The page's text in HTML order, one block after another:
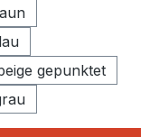
gepunktet